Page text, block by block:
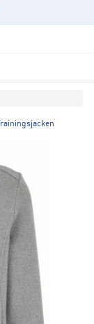
Trainingsjacken